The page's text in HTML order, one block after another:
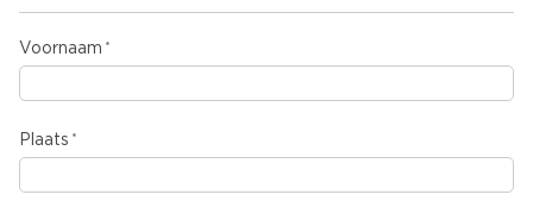
Voornaam
Plaats